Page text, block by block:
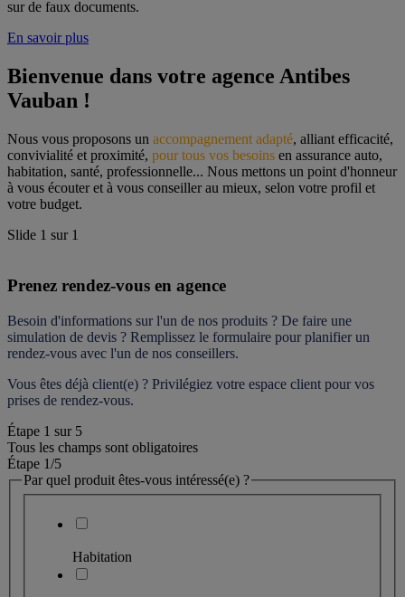
sur de faux documents.
En savoir plus
Bienvenue dans votre agence Antibes
Vauban !
Nous vous proposons un accompagnement adapté, alliant efficacité,
convivialité et proximité, pour tous vos besoins en assurance auto,
habitation, santé, professionnelle... Nous mettons un point d'honneur
à vous écouter et à vous conseiller au mieux, selon votre profil et
votre budget.
Slide 1 sur 1
Prenez rendez-vous en agence
Besoin d'informations sur l'un de nos produits ? De faire une
simulation de devis ? Remplissez le formulaire pour planifier un
rendez-vous avec l'un de nos conseillers.
Vous êtes déjà client(e) ? Privilégiez votre espace client pour vos
prises de rendez-vous.
Étape 1 sur 5
Tous les champs sont obligatoires
Étape 1/5
Par quel produit êtes-vous intéressé(e) ?
Habitation